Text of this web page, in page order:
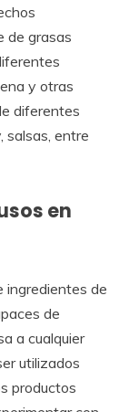
de grasas
y otras
diferentes
salsas, entre
en
ingredientes de
de
a cualquier
utilizados
productos